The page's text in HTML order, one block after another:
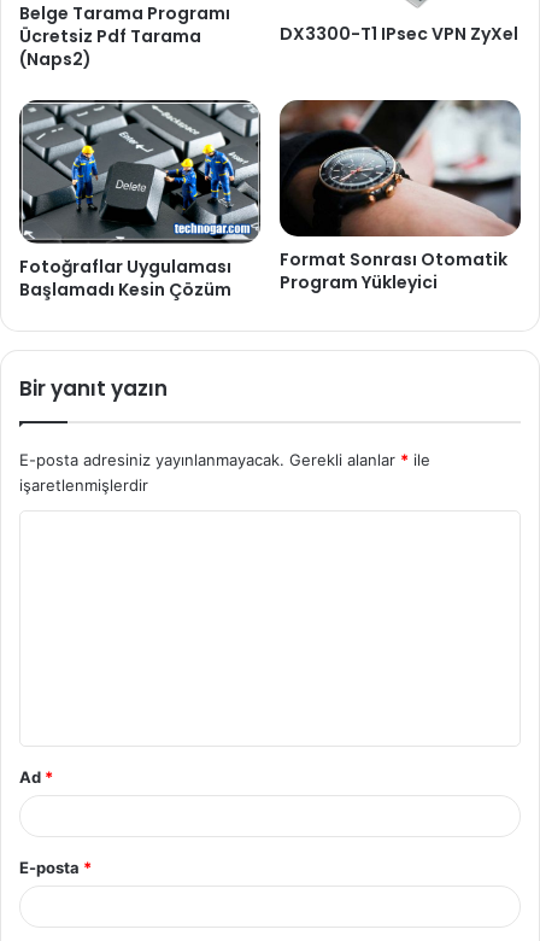
Belge Tarama Programı
Ücretsiz Pdf Tarama
(Naps2)
DX3300-T1 IPsec VPN ZyXel
Fotoğraflar Uygulaması
Başlamadı Kesin Çözüm
Format Sonrası Otomatik
Program Yükleyici
Bir yanıt yazın
E-posta adresiniz yayınlanmayacak. Gerekli alanlar * ile
işaretlenmişlerdir
Ad *
E-posta *